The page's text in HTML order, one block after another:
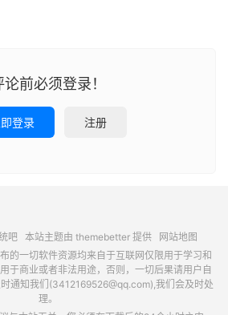
论前必须登录！
登录 注册
吧本站主题由 themebetter提供
网站地图
的一切软件资源均来自于互联网仅限用于学习和
于商业或者非法用途，否则，一切后果请用户自
通知我们(3412169526@qq.com),我们会及时处
理。